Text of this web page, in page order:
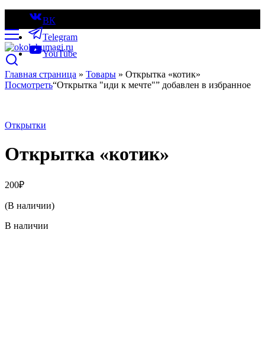
ВК
Telegram
YouTube
Главная страница » Товары » Открытка «котик»
Посмотреть“Открытка "иди к мечте"” добавлен в избранное
Открытки
Открытка «котик»
200₽
(В наличии)
В наличии